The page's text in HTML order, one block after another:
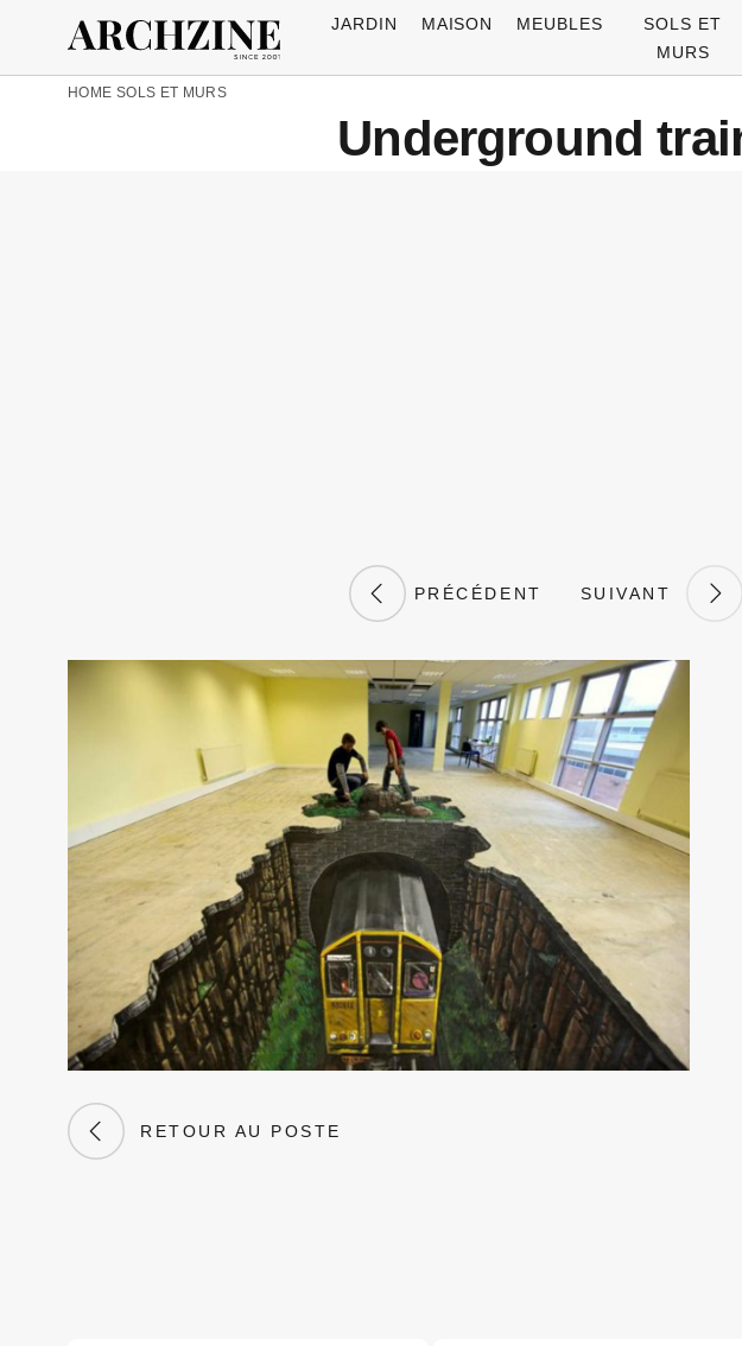
JARDIN MAISON MEUBLES
SOLS ET
MURS
HOME SOLS ET MURS
Underground
PRÉCÉDENT SUIVANT
RETOUR AU POSTE